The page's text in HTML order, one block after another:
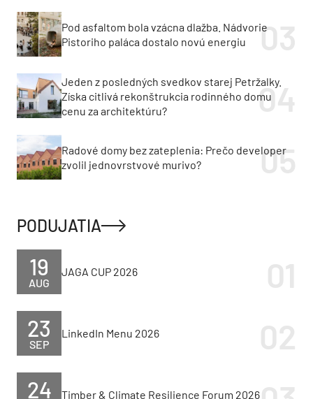
Pod asfaltom bola vzácna dlažba. Nádvorie
Pistoriho paláca dostalo novú energiu
Jeden z posledných svedkov starej Petržalky.
Získa citlivá rekonštrukcia rodinného domu
cenu za architektúru?
Radové domy bez zateplenia: Prečo developer
zvolil jednovrstvové murivo?
PODUJATIA
AUG
19 JAGA CUP 2026
SEP
23 LinkedIn Menu 2026
24 Timber & Climate Resilience Forum 2026